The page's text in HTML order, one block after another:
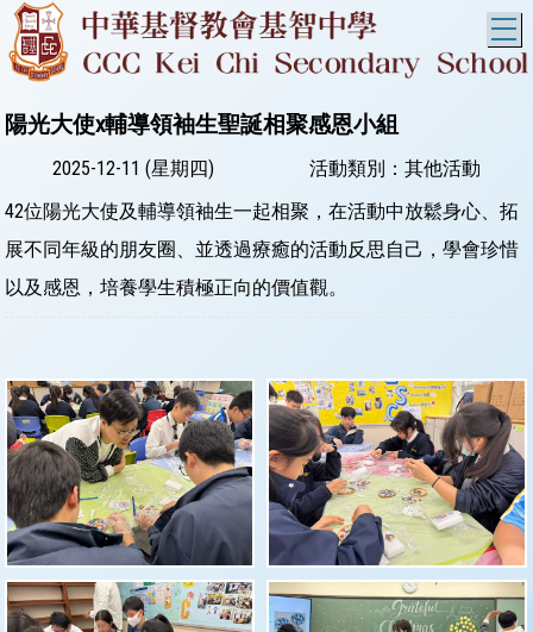
陽光大使x輔導領袖生聖誕相聚感恩小組
2025-12-11 (星期四)
活動類別：其他活動
42位陽光大使及輔導領袖生一起相聚，在活動中放鬆身心、拓
展不同年級的朋友圈、並透過療癒的活動反思自己，學會珍惜
以及感恩，培養學生積極正向的價值觀。